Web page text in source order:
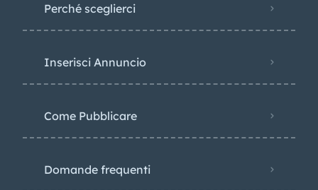
Perché sceglierci
Inserisci Annuncio
Come Pubblicare
Domande frequenti